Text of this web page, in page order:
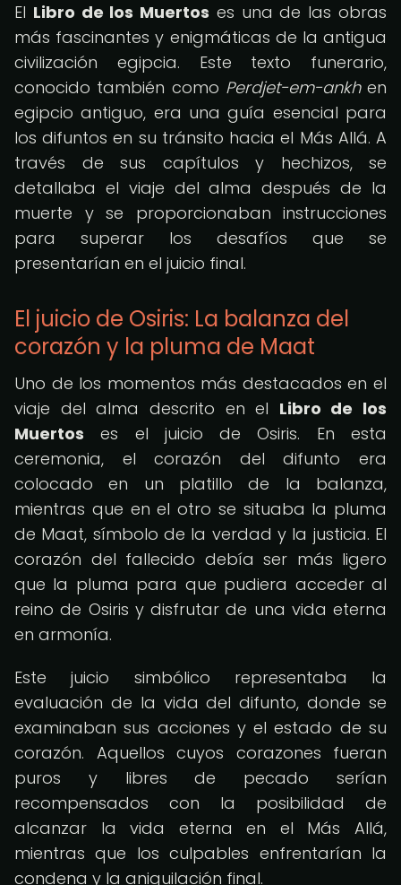
El Libro de los Muertos es una de las obras
más fascinantes y enigmáticas de la antigua
civilización egipcia. Este texto funerario,
conocido también como Perdjet-em-ankhen
egipcio antiguo, era una guía esencial para
los difuntos en su tránsito hacia el Más Allá. A
través de sus capítulos y hechizos, se
detallaba el viaje del alma después de la
muerte y se proporcionaban instrucciones
para superar los desafíos que se
presentarían en el juicio final.
El juicio de Osiris: La balanza del
corazón y la pluma de Maat
Uno de los momentos más destacados en el
viaje del alma descrito en el Libro de los
Muertos es el juicio de Osiris. En esta
ceremonia, el corazón del difunto era
colocado en un platillo de la balanza,
mientras que en el otro se situaba la pluma
de Maat, símbolo de la verdad y la justicia. El
corazón del fallecido debía ser más ligero
que la pluma para que pudiera acceder al
reino de Osiris y disfrutar de una vida eterna
en armonía.
Este juicio simbólico representaba la
evaluación de la vida del difunto, donde se
examinaban sus acciones y el estado de su
corazón. Aquellos cuyos corazones fueran
puros y libres de pecado serían
recompensados con la posibilidad de
alcanzar la vida eterna en el Más Allá,
mientras que los culpables enfrentarían la
condena y la aniquilación final.